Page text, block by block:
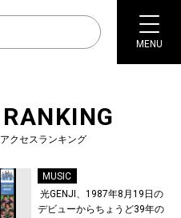
MENU
RANKING
アクセスランキング
MUSIC
光GENJI、1987年8月19日の
デビューからちょうど39年の